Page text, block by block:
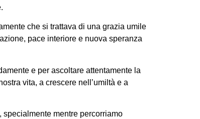
che si trattava di una grazia umile
pace interiore e nuova speranza
e per ascoltare attentamente la
vita, a crescere nell’umiltà e a
mentre percorriamo